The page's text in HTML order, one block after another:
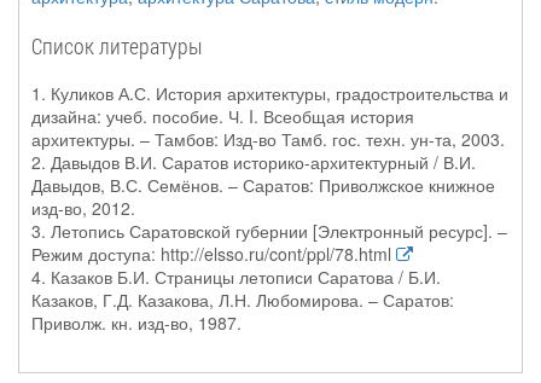
Список литературы
1. Куликов А.С. История архитектуры, градостроительства и
дизайна: учеб. пособие. Ч. I. Всеобщая история
архитектуры. – Тамбов: Изд-во Тамб. гос. техн. ун-та, 2003.
2. Давыдов В.И. Саратов историко-архитектурный / В.И.
Давыдов, В.С. Семёнов. – Саратов: Приволжское книжное
изд-во, 2012.
3. Летопись Саратовской губернии [Электронный ресурс]. –
Режим доступа: http://elsso.ru/cont/ppl/78.html
4. Казаков Б.И. Страницы летописи Саратова / Б.И.
Казаков, Г.Д. Казакова, Л.Н. Любомирова. – Саратов:
Приволж. кн. изд-во, 1987.